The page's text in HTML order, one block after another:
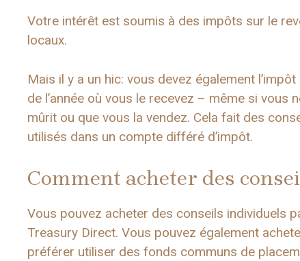
Votre intérêt est soumis à des impôts sur le
locaux.
Mais il y a un hic: vous devez également
de l’année où vous le recevez – même si vous
mûrit ou que vous la vendez. Cela fait des
utilisés dans un compte différé d’impôt.
Comment acheter des
Vous pouvez acheter des conseils individuels
Treasury Direct. Vous pouvez également
préférer utiliser des fonds communs de